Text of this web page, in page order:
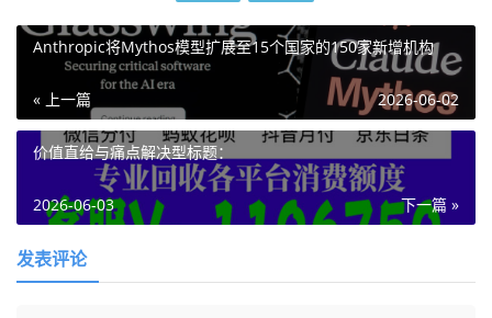
Anthropic将Mythos模型扩展至15个国家的150家新增机构
« 上一篇 2026-06-02
价值直给与痛点解决型标题：
下一篇 »
2026-06-03
发表评论